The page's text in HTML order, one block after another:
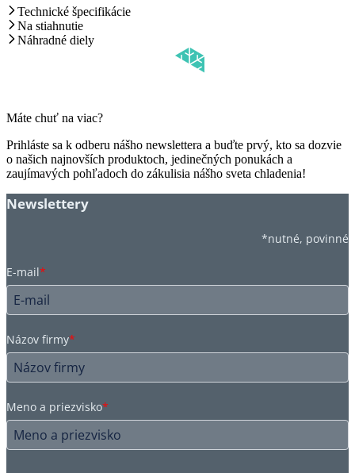
Technické špecifikácie
Na stiahnutie
Náhradné diely
Máte chuť na viac?
Prihláste sa k odberu nášho newslettera a buďte prvý, kto sa dozvie
o našich najnovších produktoch, jedinečných ponukách a
zaujímavých pohľadoch do zákulisia nášho sveta chladenia!
Newslettery
*nutné, povinné
E-mail*
Názov firmy*
Meno a priezvisko*